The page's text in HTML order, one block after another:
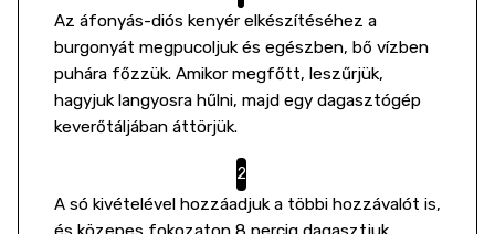
Az áfonyás-diós kenyér elkészítéséhez a
burgonyát megpucoljuk és egészben, bő vízben
puhára főzzük. Amikor megfőtt, leszűrjük,
hagyjuk langyosra hűlni, majd egy dagasztógép
keverőtáljában áttörjük.
A só kivételével hozzáadjuk a többi hozzávalót is,